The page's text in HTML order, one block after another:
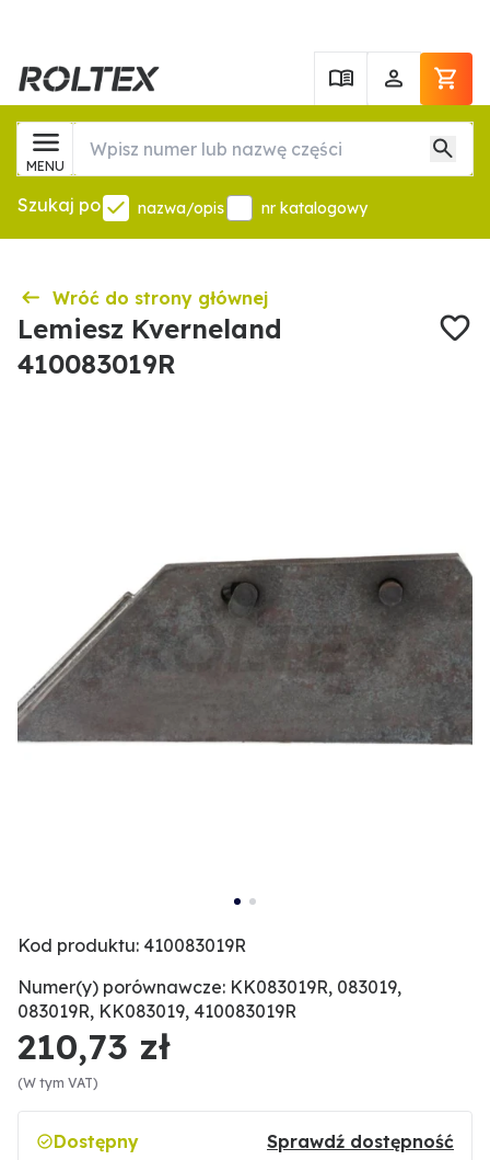
MENU
Szukaj po nazwa/opis nr katalogowy
Wróć do strony głównej
Lemiesz Kverneland
410083019R
Kod produktu: 410083019R
Numer(y) porównawcze: KK083019R, 083019,
083019R, KK083019, 410083019R
210,73 zł
(W tym VAT)
Dostępny Sprawdź dostępność